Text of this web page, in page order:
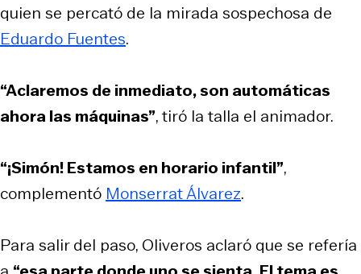
quien se percató de la mirada sospechosa de
Eduardo Fuentes.
“Aclaremos de inmediato, son automáticas
ahora las máquinas”, tiró la talla el animador.
“¡Simón! Estamos en horario infantil”,
complementó Monserrat Álvarez.
Para salir del paso, Oliveros aclaró que se refería